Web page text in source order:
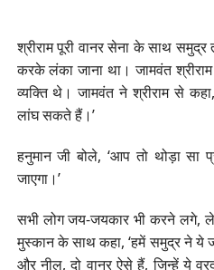
श्रीराम पूरी वानर सेना के साथ
करके लंका जाना था। जामवंत
व्यक्ति थे। जामवंत ने श्रीराम से
लांघ सकते हैं।’
हनुमान जी बोले, ‘आप तो थोड़ा सा
जाएगा।’
सभी लोग जय-जयकार भी करने लगे,
मुस्कान के साथ कहा, ‘हमें समुद्र ने ये
और नील, दो वानर ऐसे हैं, जिन्हें ये